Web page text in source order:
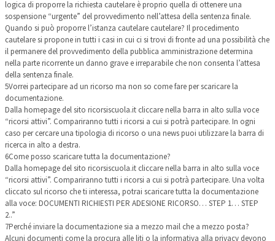
logica di proporre la richiesta cautelare è proprio quella di ottenere una
sospensione “urgente” del provvedimento nell’attesa della sentenza finale.
Quando si può proporre l’istanza cautelare cautelare? Il procedimento
cautelare si propone in tutti i casi in cui ci si trovi di fronte ad una possibilità che
il permanere del provvedimento della pubblica amministrazione determina
nella parte ricorrente un danno grave e irreparabile che non consenta l’attesa
della sentenza finale.
5Vorrei partecipare ad un ricorso ma non so come fare per scaricare la
documentazione.
Dalla homepage del sito ricorsiscuola.it cliccare nella barra in alto sulla voce
“ricorsi attivi”. Compariranno tutti i ricorsi a cui si potrà partecipare. In ogni
caso per cercare una tipologia di ricorso o una news puoi utilizzare la barra di
ricerca in alto a destra.
6Come posso scaricare tutta la documentazione?
Dalla homepage del sito ricorsiscuola.it cliccare nella barra in alto sulla voce
“ricorsi attivi”. Compariranno tutti i ricorsi a cui si potrà partecipare. Una volta
cliccato sul ricorso che ti interessa, potrai scaricare tutta la documentazione
alla voce: DOCUMENTI RICHIESTI PER ADESIONE RICORSO… STEP 1… STEP
2..”
7Perché inviare la documentazione sia a mezzo mail che a mezzo posta?
Alcuni documenti come la procura alle liti o la informativa alla privacy devono